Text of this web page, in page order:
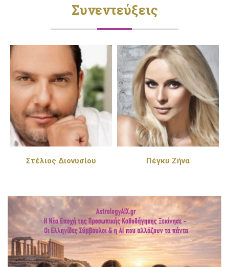
Συνεντεύξεις
Στέλιος Διονυσίου Πέγκυ Ζήνα